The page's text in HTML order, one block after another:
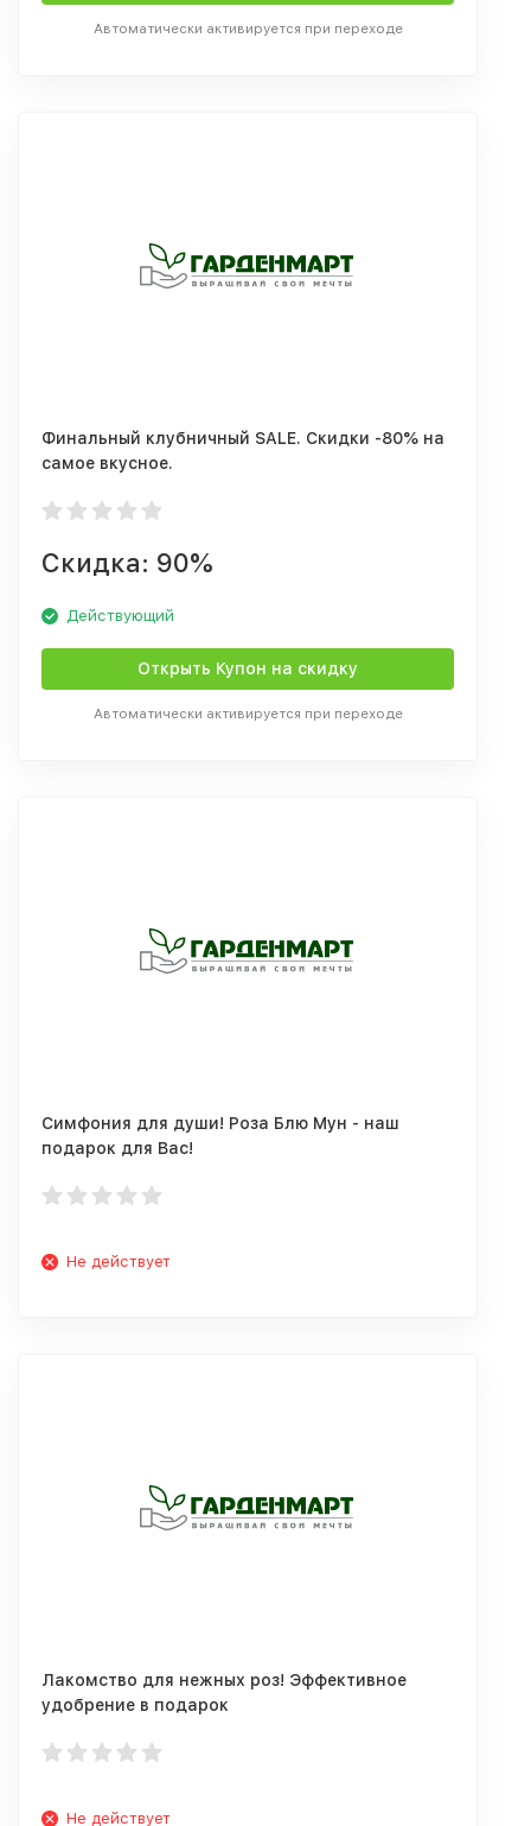
Автоматически активируется при переходе
Финальный клубничный SALE. Скидки -80% на
самое вкусное.
Скидка: 90%
Действующий
Открыть Купон на скидку
Автоматически активируется при переходе
Симфония для души! Роза Блю Мун - наш
подарок для Вас!
Не действует
Лакомство для нежных роз! Эффективное
удобрение в подарок
Не действует